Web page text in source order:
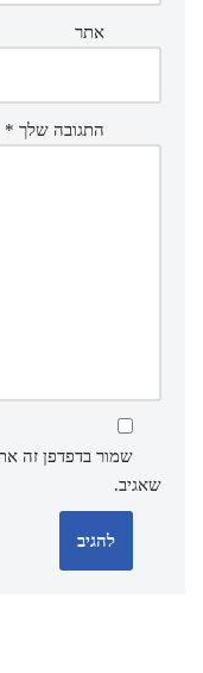
אתר
התגובה שלך *
שמור בדפדפן זה
שאגיב.